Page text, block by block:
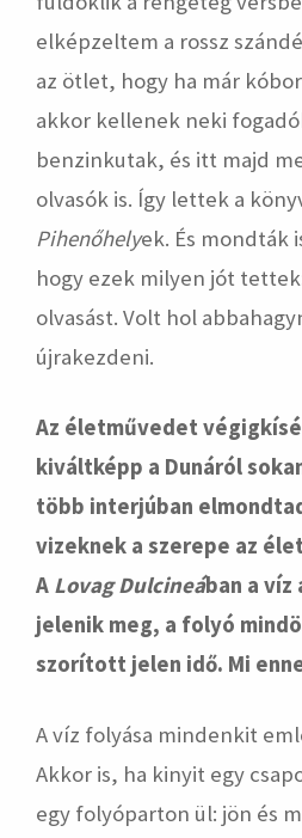
elképzeltem a rossz
az ötlet, hogy ha már
akkor kellenek neki
benzinkutak, és itt majd
olvasók is. Így lettek a
Pihenőhelyek. És mondták
hogy ezek milyen jót
olvasást. Volt hol
újrakezdeni.
Az életművedet
kiváltképp a Dunáról
több interjúban
vizeknek a szerepe az
A Lovag Dulcineában a víz
jelenik meg, a folyó
szorított jelen idő. Mi
A víz folyása mindenkit
Akkor is, ha kinyit egy
egy folyóparton ül: jön és